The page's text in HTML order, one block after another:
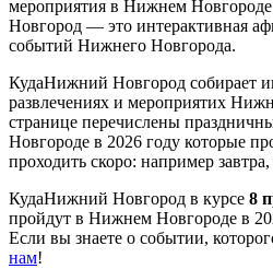
мероприятия в Нижнем
Новгород — это интерактивная
событий Нижнего Новгорода.
КудаНижний Новгород собирает
развлечениях и мероприятих
странице перечислены
Новгороде в 2026 году которые
проходить скоро: например
КудаНижний Новгород в курсе 8
пройдут в Нижнем Новгороде в
Если вы знаете о событии,
нам!